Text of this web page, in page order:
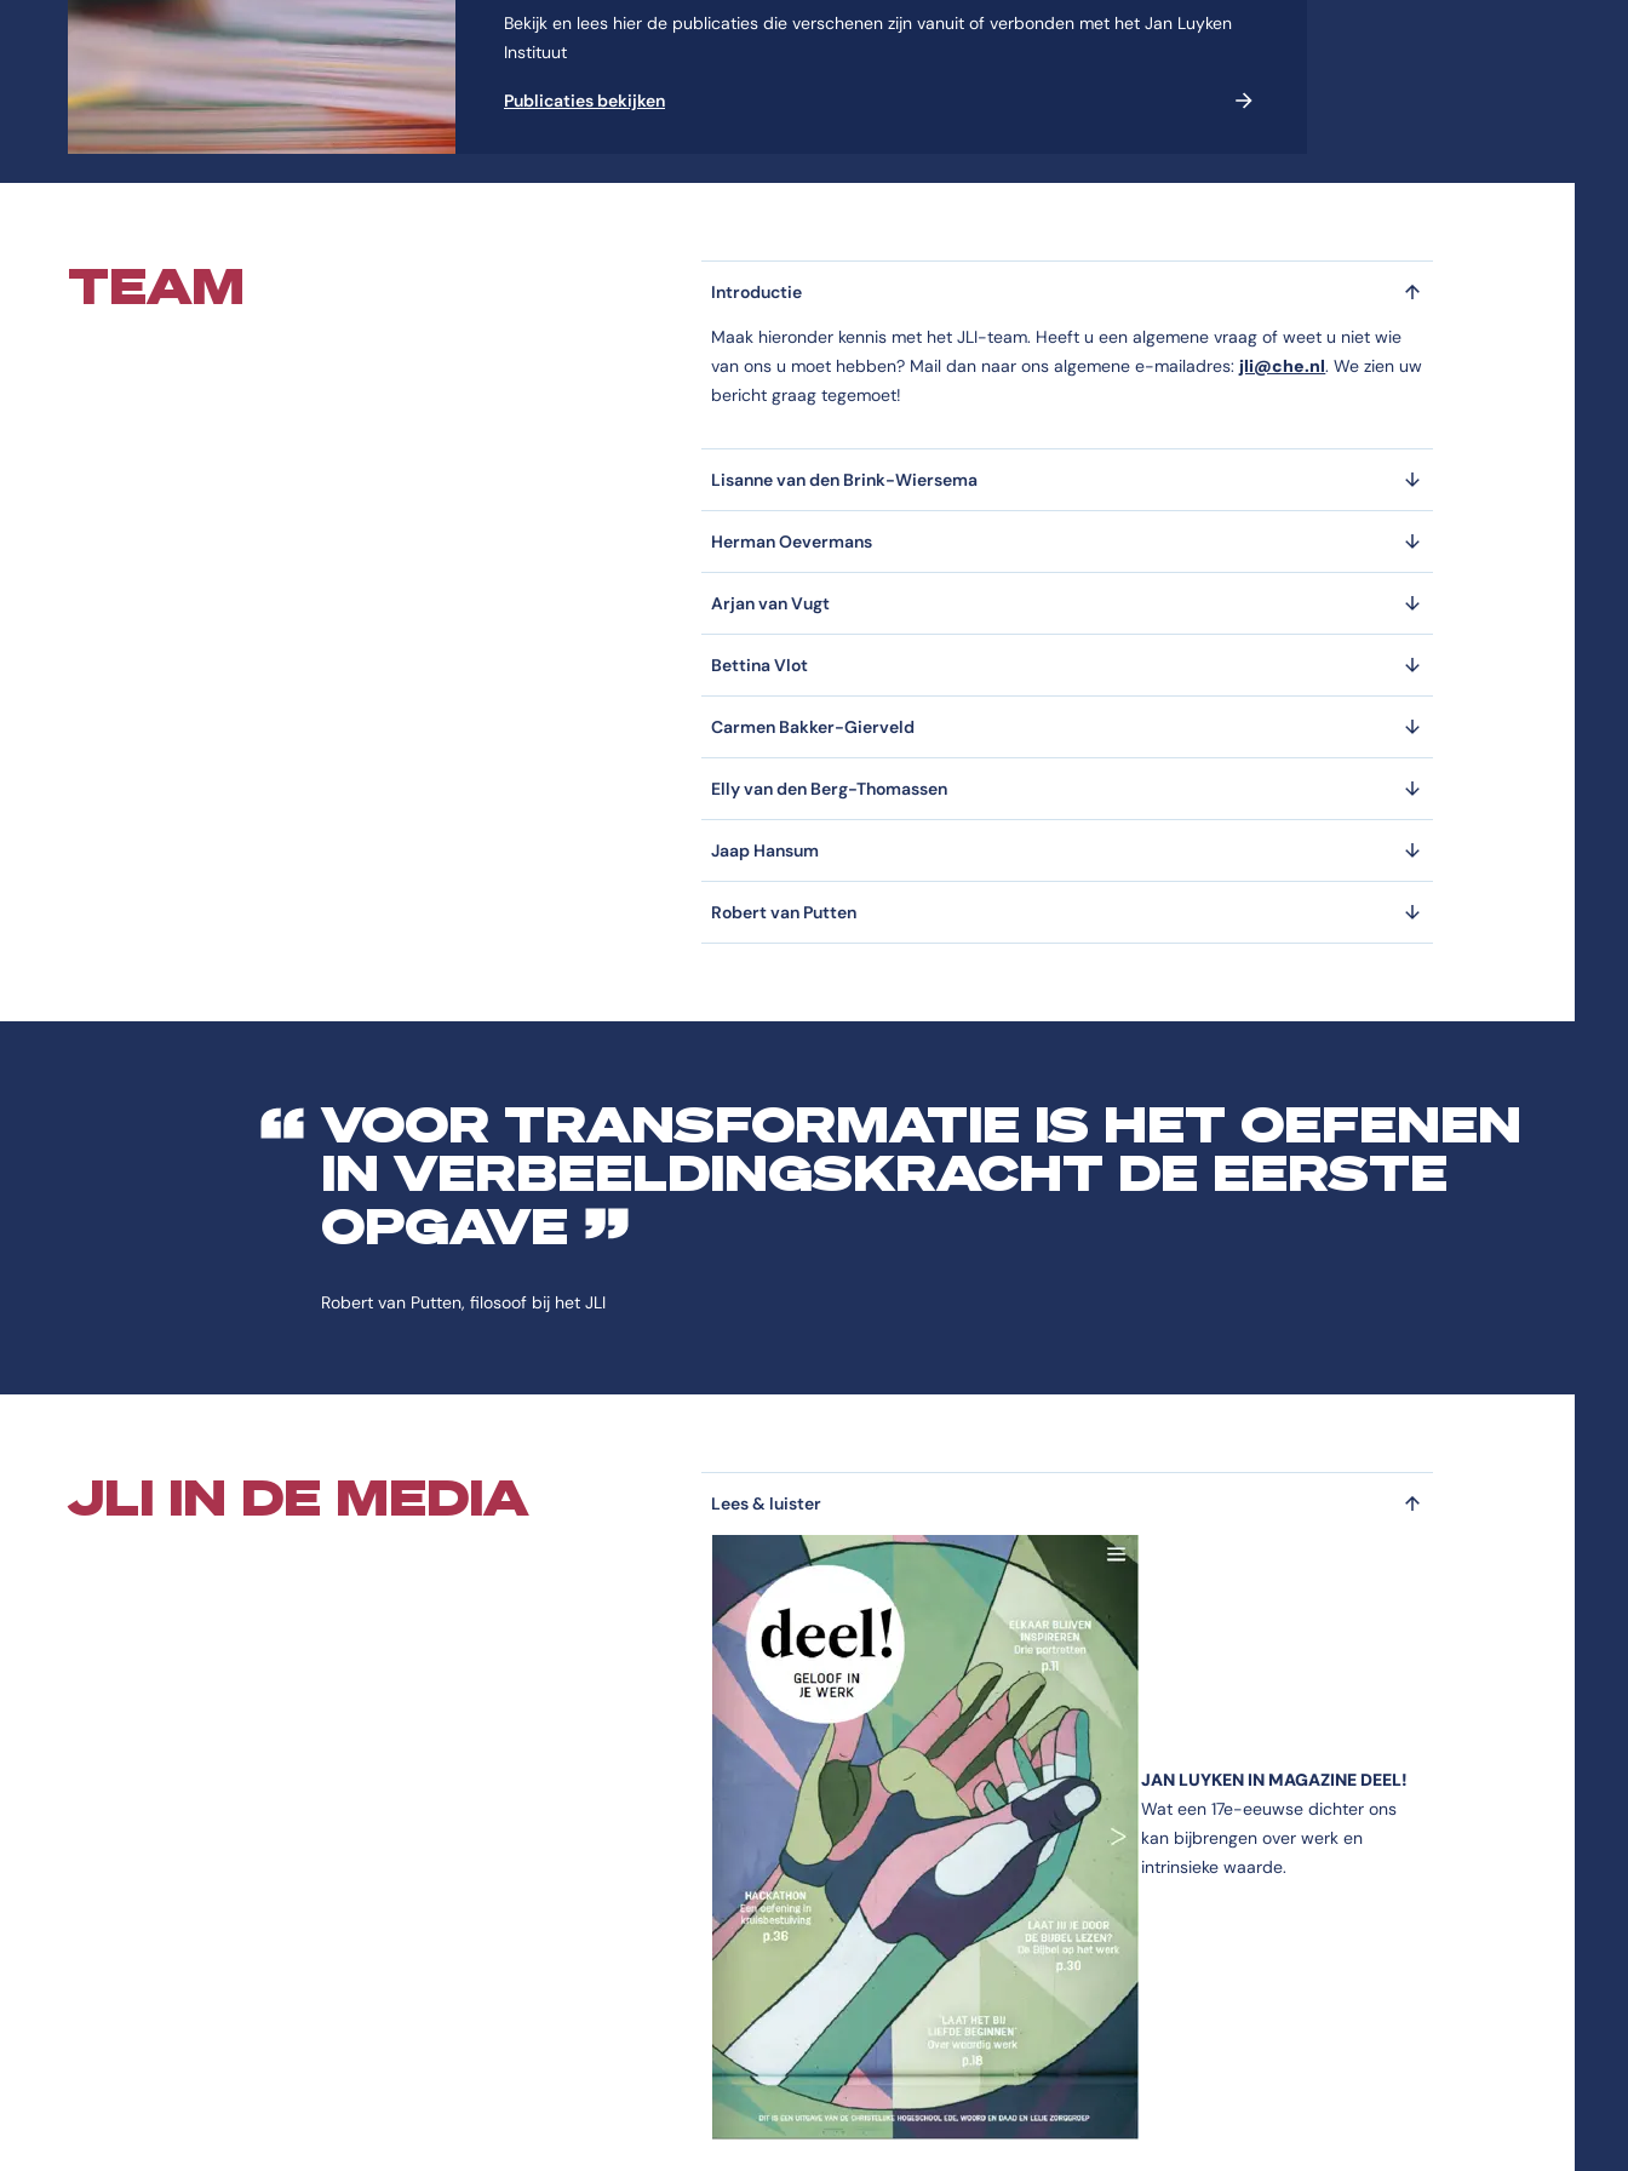
Bekijk en lees hier de publicaties die verschenen zijn vanuit of verbonden met het Jan Luyken
Instituut
Publicaties bekijken
TEAM Introductie
Maak hieronder kennis met het JLI-team. Heeft u een algemene vraag of weet u niet wie
van ons u moet hebben? Mail dan naar ons algemene e-mailadres:jli@che.nl. We zien uw
bericht graag tegemoet!
Lisanne van den Brink-Wiersema
Herman Oevermans
Arjan van Vugt
Bettina Vlot
Carmen Bakker-Gierveld
Elly van den Berg-Thomassen
Jaap Hansum
Robert van Putten
VOOR TRANSFORMATIE IS HET OEFENEN
IN VERBEELDINGSKRACHT DE EERSTE
OPGAVE
Robert van Putten, filosoof bij het JLI
JLI IN DE MEDIA Lees & luister
JAN LUYKEN IN MAGAZINE DEEL!
Wat een 17e-eeuwse dichter ons
kan bijbrengen over werk en
intrinsieke waarde.